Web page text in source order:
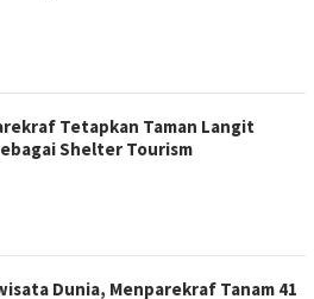
Tetapkan Taman Langit
Shelter Tourism
Dunia, Menparekraf Tanam 41